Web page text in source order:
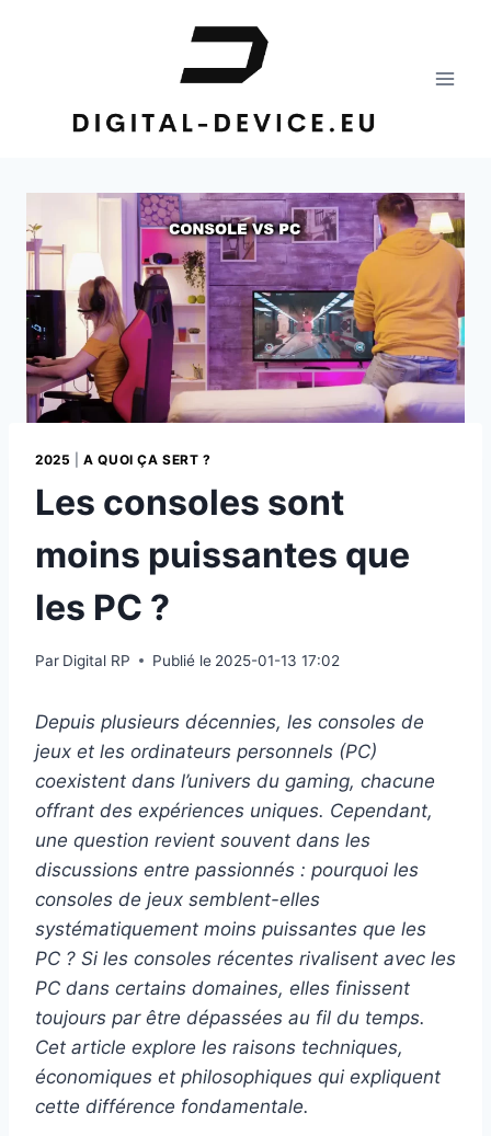
2025 |A QUOI ÇA SERT ?
Les consoles sont
moins puissantes que
les PC ?
Par Digital RP Publié le 2025-01-13 17:02
Depuis plusieurs décennies, les consoles de
jeux et les ordinateurs personnels (PC)
coexistent dans l’univers du gaming, chacune
offrant des expériences uniques. Cependant,
une question revient souvent dans les
discussions entre passionnés : pourquoi les
consoles de jeux semblent-elles
systématiquement moins puissantes que les
PC ? Si les consoles récentes rivalisent avec les
PC dans certains domaines, elles finissent
toujours par être dépassées au fil du temps.
Cet article explore les raisons techniques,
économiques et philosophiques qui expliquent
cette différence fondamentale.